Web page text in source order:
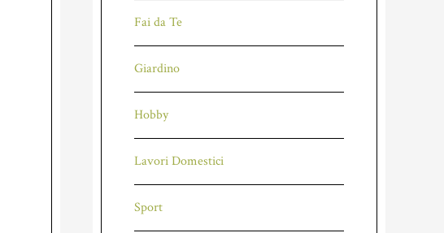
Fai da Te
Giardino
Hobby
Lavori Domestici
Sport